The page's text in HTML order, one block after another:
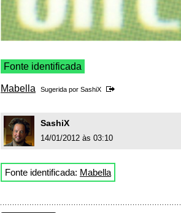
Fonte identificada
Mabella Sugerida por SashiX
SashiX
14/01/2012 às 03:10
Fonte identificada: Mabella